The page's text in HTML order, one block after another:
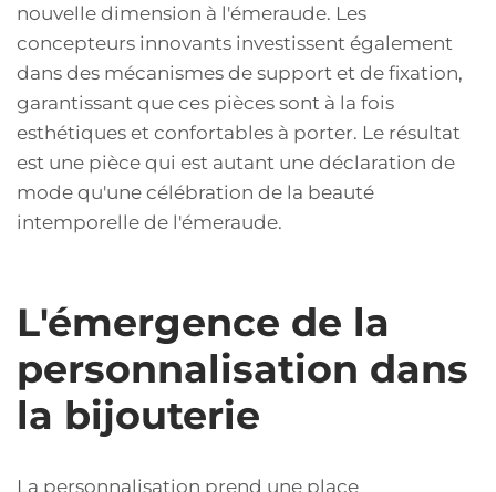
nouvelle dimension à l'émeraude. Les
concepteurs innovants investissent également
dans des mécanismes de support et de fixation,
garantissant que ces pièces sont à la fois
esthétiques et confortables à porter. Le résultat
est une pièce qui est autant une déclaration de
mode qu'une célébration de la beauté
intemporelle de l'émeraude.
L'émergence de la
personnalisation dans
la bijouterie
La personnalisation prend une place